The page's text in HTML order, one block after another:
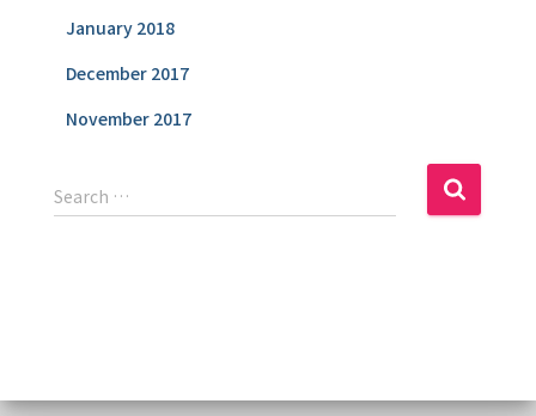
January 2018
December 2017
November 2017
S
e
r
Search …